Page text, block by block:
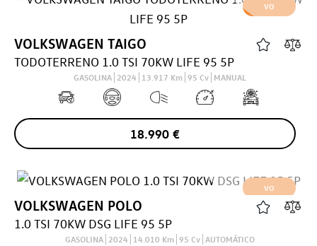
VO
VOLKSWAGEN TAIGO
TODOTERRENO 1.0 TSI 70KW LIFE 95 5P
GASOLINA 2024 13.917 Km 95 Cv MANUAL
18.990 €
VO
VOLKSWAGEN POLO
1.0 TSI 70KW DSG LIFE 95 5P
GASOLINA 2024 14.010 Km 95 Cv AUTOMÁTICO